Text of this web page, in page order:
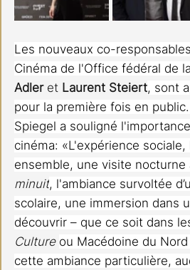
Les nouveaux co-
Cinéma de l'Office fédéral de
Adler et Laurent Steiert, sont
pour la première fois en
Spiegel a souligné
cinéma: «L'expérience
ensemble, une visite nocturne
minuit, l'ambiance survoltée
scolaire, une immersion dans
découvrir – que ce soit dans
Culture ou Macédoine du
cette ambiance particulière,